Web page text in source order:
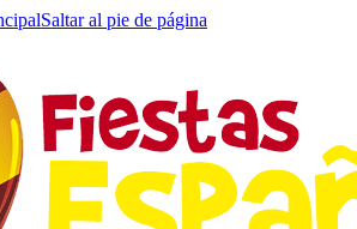
Saltar al pie de página